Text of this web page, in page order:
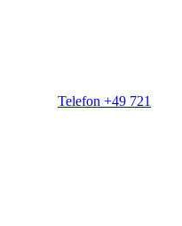
Telefon +49 721